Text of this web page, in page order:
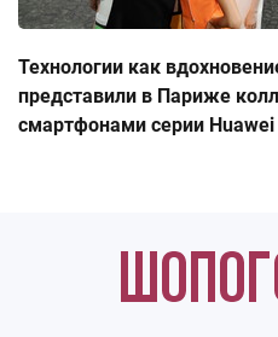
Технологии как
представили в Париже
смартфонами серии Huawei